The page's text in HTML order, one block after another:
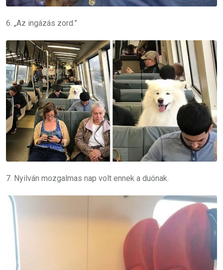
6. „Az ingázás zord.”
7. Nyilván mozgalmas nap volt ennek a duónak.